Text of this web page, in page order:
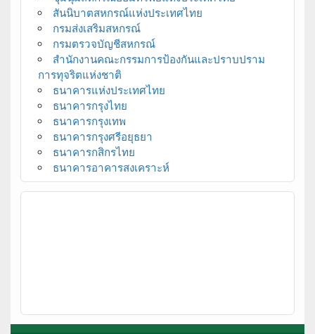
สันนิบาตสหกรณ์แห่งประเทศไทย
กรมส่งเสริมสหกรณ์
กรมตรวจบัญชีสหกรณ์
สำนักงานคณะกรรมการป้องกันและปราบปราม
การทุจริตแห่งชาติ
ธนาคารแห่งประเทศไทย
ธนาคารกรุงไทย
ธนาคารกรุงเทพ
ธนาคารกรุงศรีอยุธยา
ธนาคารกสิกรไทย
ธนาคารอาคารสงเคราะห์